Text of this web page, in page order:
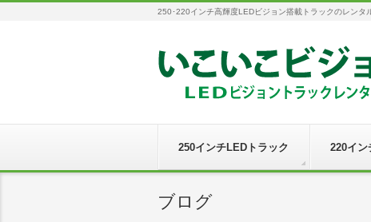
250･220インチ高輝度LEDビジョン搭載トラックのレンタ
250インチLEDトラック 220イン
ブログ